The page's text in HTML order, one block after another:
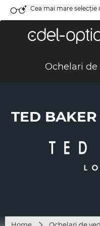
Cea mai mare selecție
Ochelari de
TED